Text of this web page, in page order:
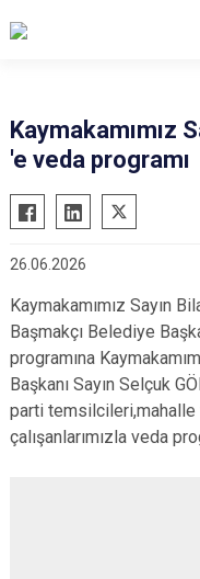
Başmakçı
Bayat
Çay
Çobanlar
Dazkırı
Dinar
Emirdağ
Evciler
Kaymakamımız
'e veda programı
26.06.2026
Kaymakamımız Sayın
Başmakçı Belediye
programına
Başkanı Sayın Selçuk
parti temsilcileri,mahalle
çalışanlarımızla veda